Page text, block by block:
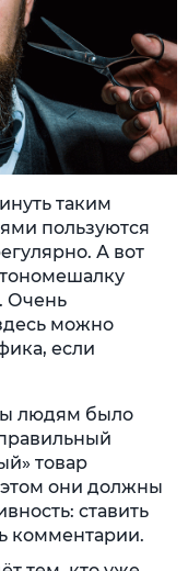
таким
пользуются
А вот
Очень
можно
если
людям было
товар
они должны
ставить
комментарии.